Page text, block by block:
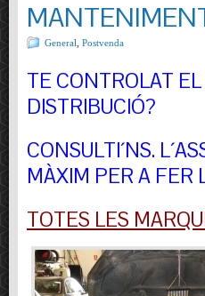
General Postvenda
TE CONTROLAT
DISTRIBUCIÓ?
CONSULTI´NS.
MÀXIM PER A FER
TOTES LES